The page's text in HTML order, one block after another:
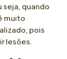
seja, quando
muito
pois
lesões.